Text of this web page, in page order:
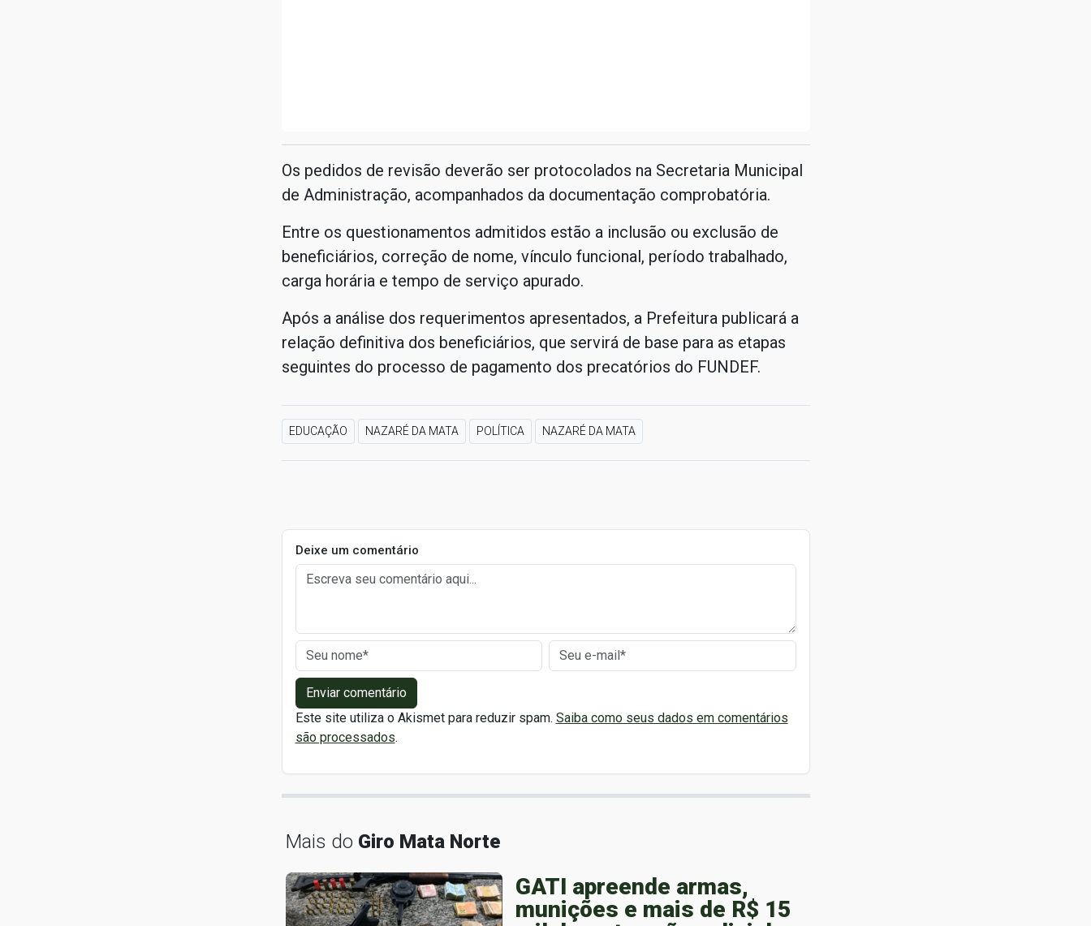
Os pedidos de revisão deverão ser protocolados na Secretaria Municipal
de Administração, acompanhados da documentação comprobatória.
Entre os questionamentos admitidos estão a inclusão ou exclusão de
beneficiários, correção de nome, vínculo funcional, período trabalhado,
carga horária e tempo de serviço apurado.
Após a análise dos requerimentos apresentados, a Prefeitura publicará a
relação definitiva dos beneficiários, que servirá de base para as etapas
seguintes do processo de pagamento dos precatórios do FUNDEF.
EDUCAÇÃO NAZARÉ DA MATA POLÍTICA NAZARÉ DA MATA
Deixe um comentário
Enviar comentário
Este site utiliza o Akismet para reduzir spam. Saiba como seus dados em comentários
são processados.
Mais do Giro Mata Norte
GATI apreende armas,
munições e mais de R$ 15